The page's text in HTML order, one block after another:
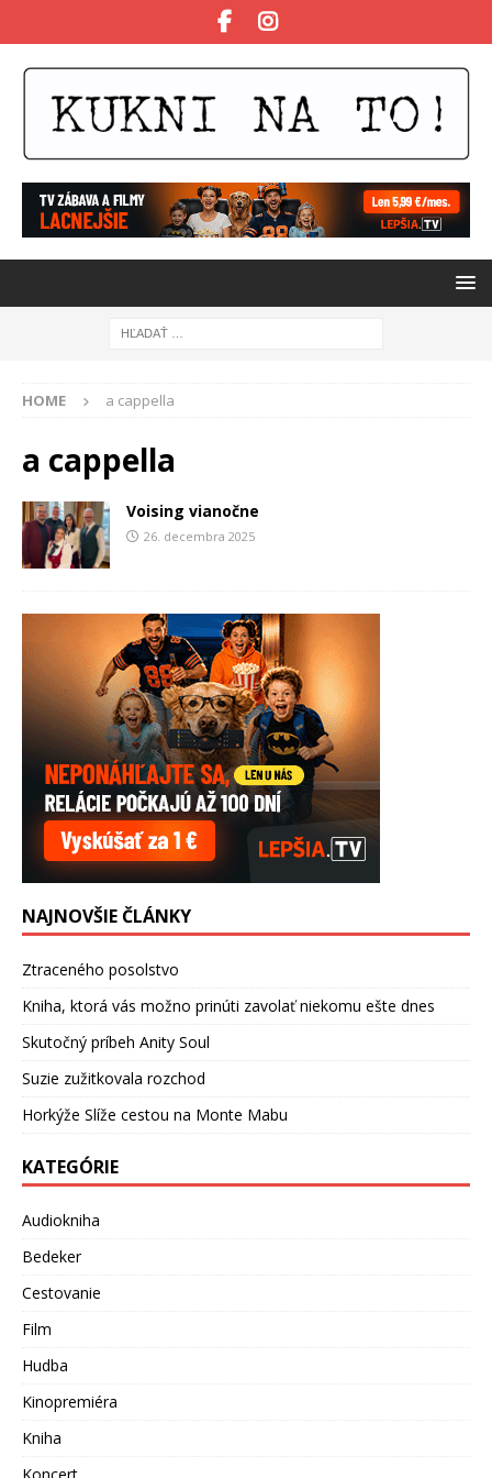
HOME a cappella
a cappella
Voising vianočne
26. decembra 2025
NAJNOVŠIE ČLÁNKY
Ztraceného posolstvo
Kniha, ktorá vás možno prinúti zavolať niekomu ešte dnes
Skutočný príbeh Anity Soul
Suzie zužitkovala rozchod
Horkýže Slíže cestou na Monte Mabu
KATEGÓRIE
Audiokniha
Bedeker
Cestovanie
Film
Hudba
Kinopremiéra
Kniha
Koncert